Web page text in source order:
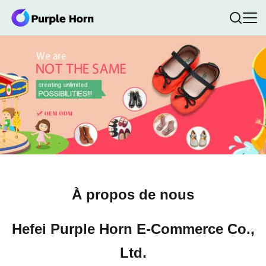
À propos de nous
Hefei Purple Horn E-Commerce Co.,
Ltd.